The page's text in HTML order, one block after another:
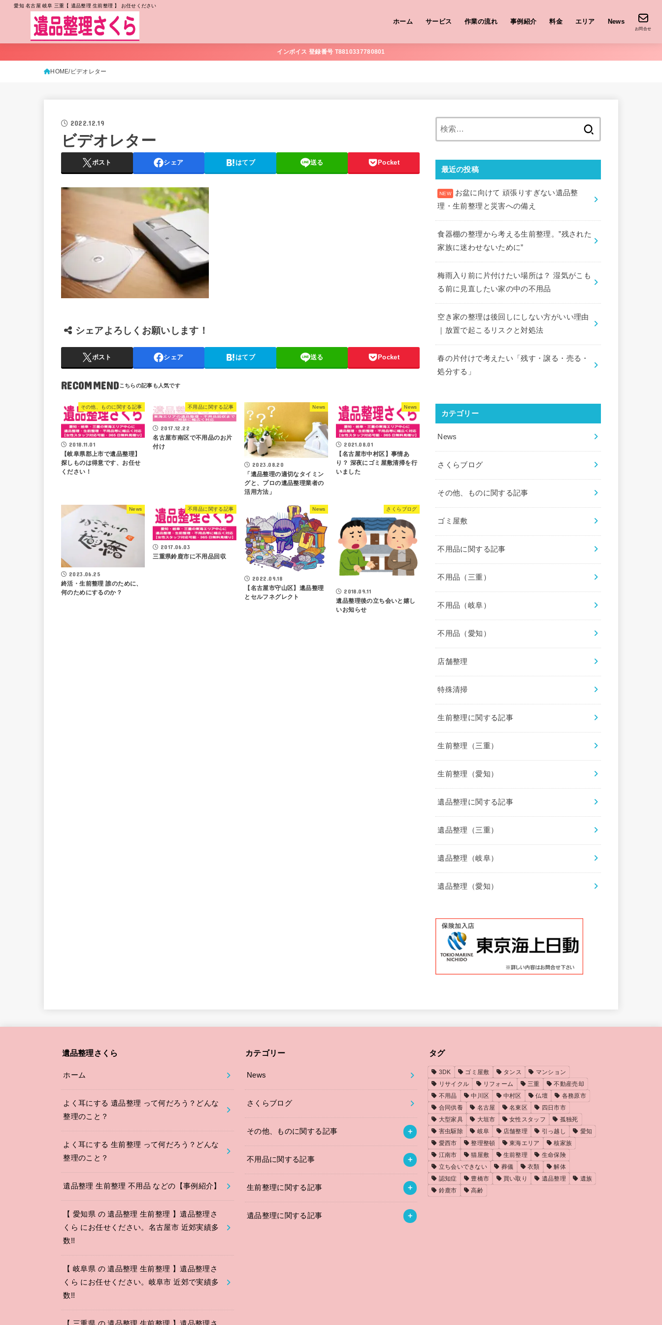
愛知 名古屋 岐阜 三重【 遺品整理 生前整理 】 お任せください
ホーム サービス 作業の流れ 事例紹介 料金 エリア News
お問合せ
インボイス 登録番号 T8810337780801
HOME ビデオレター
2022.12.19
ビデオレター
ポスト シェア はてブ 送る Pocket
シェアよろしくお願いします！
ポスト シェア はてブ 送る Pocket
RECOMMEND
その他、ものに関する記事
2018.11.01
【岐阜県郡上市で遺品整理】
探しものは得意です、お任せ
ください！
不用品に関する記事
2017.12.22
名古屋市南区で不用品のお片
付け
News
2023.08.20
「遺品整理の適切なタイミン
グと、プロの遺品整理業者の
活用方法」
News
2021.08.01
【名古屋市中村区】事情あ
り？ 深夜にゴミ屋敷清掃を行
いました
News
2023.06.25
終活・生前整理 誰のために、
何のためにするのか？
不用品に関する記事
2017.06.03
三重県鈴鹿市に不用品回収
News
2022.09.18
【名古屋市守山区】遺品整理
とセルフネグレクト
さくらブログ
2018.09.11
遺品整理後の立ち会いと嬉し
いお知らせ
最近の投稿
お盆に向けて 頑張りすぎない遺品整
理・生前整理と災害への備え
食器棚の整理から考える生前整理。”残された
家族に迷わせないために”
梅雨入り前に片付けたい場所は？ 湿気がこも
る前に見直したい家の中の不用品
空き家の整理は後回しにしない方がいい理由
｜放置で起こるリスクと対処法
春の片付けで考えたい「残す・譲る・売る・
処分する」
カテゴリー
News
さくらブログ
その他、ものに関する記事
ゴミ屋敷
不用品に関する記事
不用品（三重）
不用品（岐阜）
不用品（愛知）
店舗整理
特殊清掃
生前整理に関する記事
生前整理（三重）
生前整理（愛知）
遺品整理に関する記事
遺品整理（三重）
遺品整理（岐阜）
遺品整理（愛知）
遺品整理さくら
ホーム
よく耳にする 遺品整理 って何だろう？どんな
整理のこと？
よく耳にする 生前整理 って何だろう？どんな
整理のこと？
遺品整理 生前整理 不用品 などの【事例紹介】
【 愛知県 の 遺品整理 生前整理 】遺品整理さ
くら にお任せください。名古屋市 近郊実績多
数!!
【 岐阜県 の 遺品整理 生前整理 】遺品整理さ
くら にお任せください。岐阜市 近郊で実績多
数!!
カテゴリー
News
さくらブログ
その他、ものに関する記事
不用品に関する記事
生前整理に関する記事
遺品整理に関する記事
タグ
3DK ゴミ屋敷 タンス
マンション
リサイクル
リフォーム 三重
不動産売却
不用品
中川区 中村区 仏壇
各務原市
合同供養
名古屋 名東区
四日市市
大型家具
大垣市 女性スタッフ
孤独死
害虫駆除
岐阜 店舗整理 引っ越し
愛知
愛西市
整理整頓 東海エリア
核家族
江南市
猫屋敷 生前整理
生命保険
立ち会いできない
葬儀 衣類
解体
認知症
豊橋市 買い取り 遺品整理
遺族
鈴鹿市
高齢